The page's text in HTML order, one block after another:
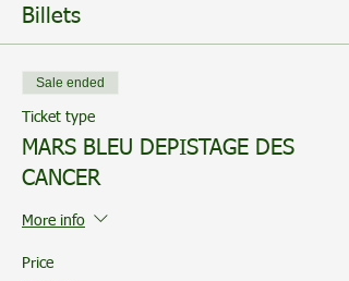
Billets
Sale ended
Ticket type
MARS BLEU DEPISTAGE DES
CANCER
More info
Price